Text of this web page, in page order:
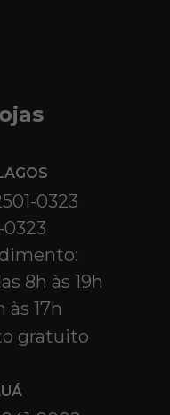
0323
0323
8h às 19h
às 17h
gratuito